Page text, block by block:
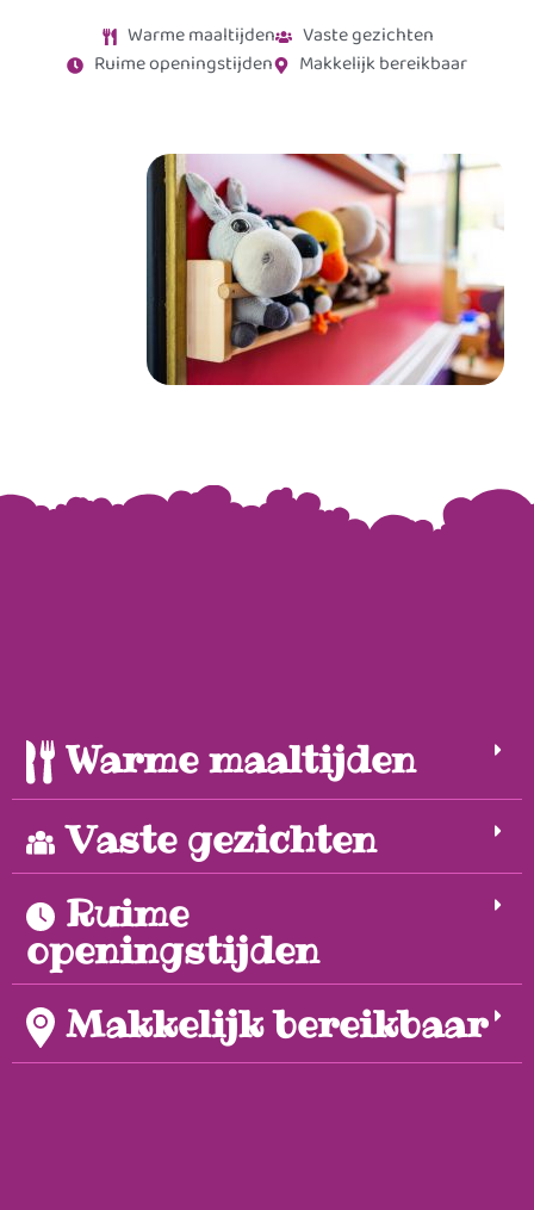
Warme maaltijden
Vaste gezichten
Ruime openingstijden
Makkelijk bereikbaar
Warme maaltijden
Vaste gezichten
Ruime
openingstijden
Makkelijk bereikbaar